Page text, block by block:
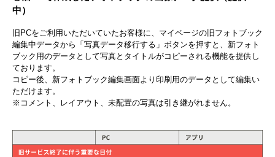
中）
旧PCをご利用いただいていたお客様に、マイページの旧フォトブック
編集中データから「写真データ移行する」ボタンを押すと、新フォト
ブック用のデータとして写真とタイトルがコピーされる機能を提供し
ております。
コピー後、新フォトブック編集画面より印刷用のデータとして編集い
ただけます。
※コメント、レイアウト、未配置の写真は引き継がれません。